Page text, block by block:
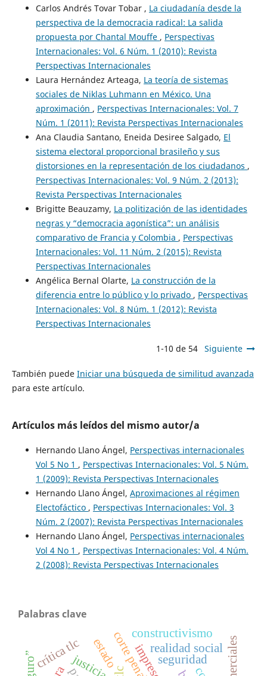
Carlos Andrés Tovar Tobar , La ciudadanía desde la
perspectiva de la democracia radical: La salida
propuesta por Chantal Mouffe , Perspectivas
Internacionales: Vol. 6 Núm. 1 (2010): Revista
Perspectivas Internacionales
Laura Hernández Arteaga, La teoría de sistemas
sociales de Niklas Luhmann en México. Una
aproximación , Perspectivas Internacionales: Vol. 7
Núm. 1 (2011): Revista Perspectivas Internacionales
Ana Claudia Santano, Eneida Desiree Salgado, El
sistema electoral proporcional brasileño y sus
distorsiones en la representación de los ciudadanos ,
Perspectivas Internacionales: Vol. 9 Núm. 2 (2013):
Revista Perspectivas Internacionales
Brigitte Beauzamy, La politización de las identidades
negras y “democracia agonística”: un análisis
comparativo de Francia y Colombia , Perspectivas
Internacionales: Vol. 11 Núm. 2 (2015): Revista
Perspectivas Internacionales
Angélica Bernal Olarte, La construcción de la
diferencia entre lo público y lo privado , Perspectivas
Internacionales: Vol. 8 Núm. 1 (2012): Revista
Perspectivas Internacionales
1-10 de 54 Siguiente
También puede Iniciar una búsqueda de similitud avanzada
para este artículo.
Artículos más leídos del mismo autor/a
Hernando Llano Ángel, Perspectivas internacionales
Vol 5 No 1 , Perspectivas Internacionales: Vol. 5 Núm.
1 (2009): Revista Perspectivas Internacionales
Hernando Llano Ángel, Aproximaciones al régimen
Electofáctico , Perspectivas Internacionales: Vol. 3
Núm. 2 (2007): Revista Perspectivas Internacionales
Hernando Llano Ángel, Perspectivas internacionales
Vol 4 No 1 , Perspectivas Internacionales: Vol. 4 Núm.
2 (2008): Revista Perspectivas Internacionales
Palabras clave
seguridad
crítica tlc
tlc
estado
constructivismo
realidad social